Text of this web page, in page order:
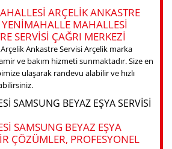
ARÇELIK ANKASTRE
YENIMAHALLE MAHALLESI
SERVISI ÇAĞRI MERKEZI
Ankastre Servisi Arçelik marka
ve bakım hizmeti sunmaktadır. Size en
ulaşarak randevu alabilir ve hızlı
SAMSUNG BEYAZ EŞYA SERVISI
SAMSUNG BEYAZ EŞYA
ÇÖZÜMLER, PROFESYONEL